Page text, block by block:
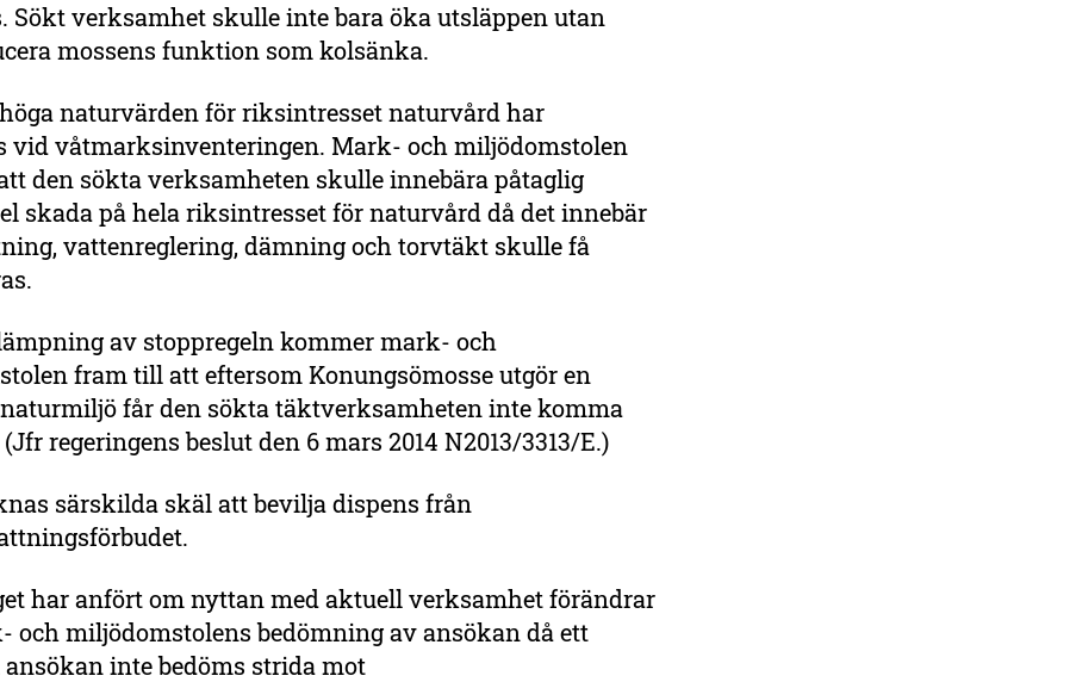
Sökt verksamhet skulle inte bara öka utsläppen utan
mossens funktion som kolsänka.
naturvärden för riksintresset naturvård har
vid våtmarksinventeringen. Mark- och miljödomstolen
den sökta verksamheten skulle innebära påtaglig
skada på hela riksintresset för naturvård då det innebär
vattenreglering, dämning och torvtäkt skulle få
av stoppregeln kommer mark- och
fram till att eftersom Konungsömosse utgör en
får den sökta täktverksamheten inte komma
regeringens beslut den 6 mars 2014 N2013/3313/E.)
särskilda skäl att bevilja dispens från
har anfört om nyttan med aktuell verksamhet förändrar
och miljödomstolens bedömning av ansökan då ett
ansökan inte bedöms strida mot